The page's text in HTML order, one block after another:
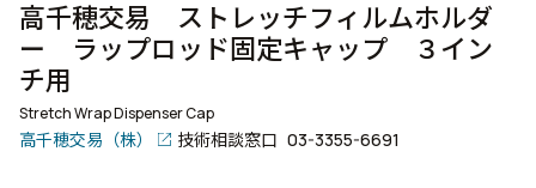
高千穂交易 ストレッチフィルムホルダ
ー ラップロッド固定キャップ ３イン
チ用
Stretch Wrap Dispenser Cap
高千穂交易（株） 技術相談窓口 03-3355-6691